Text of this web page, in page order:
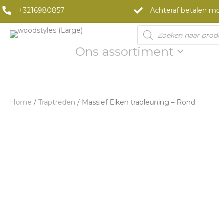
+3216980857 Achteraf betalen
Products
search
Ons assortiment
Home / Traptreden / Massief Eiken trapleuning – Rond